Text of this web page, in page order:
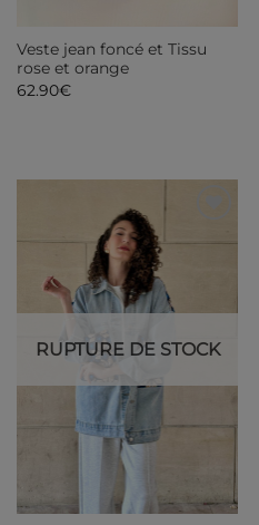
Veste jean foncé et Tissu
rose et orange
62.90€
RUPTURE DE STOCK